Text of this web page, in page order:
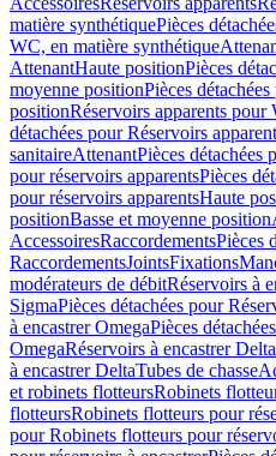
matière synthétiquePièces
WC, en matière synthétique
AttenantHaute positionPièces
moyenne positionPièces
positionRéservoirs apparents pour
détachées pour Réservoirs
sanitaireAttenantPièces détachées
pour réservoirs apparentsPièces
pour réservoirs apparentsHaute
positionBasse et moyenne position
AccessoiresRaccordementsPièces
RaccordementsJointsFixations
modérateurs de débitRéservoirs à
SigmaPièces détachées pour
à encastrer OmegaPièces
OmegaRéservoirs à encastrer Delta
à encastrer DeltaTubes de chasse
et robinets flotteursRobinets
flotteursRobinets flotteurs pour
pour Robinets flotteurs pour